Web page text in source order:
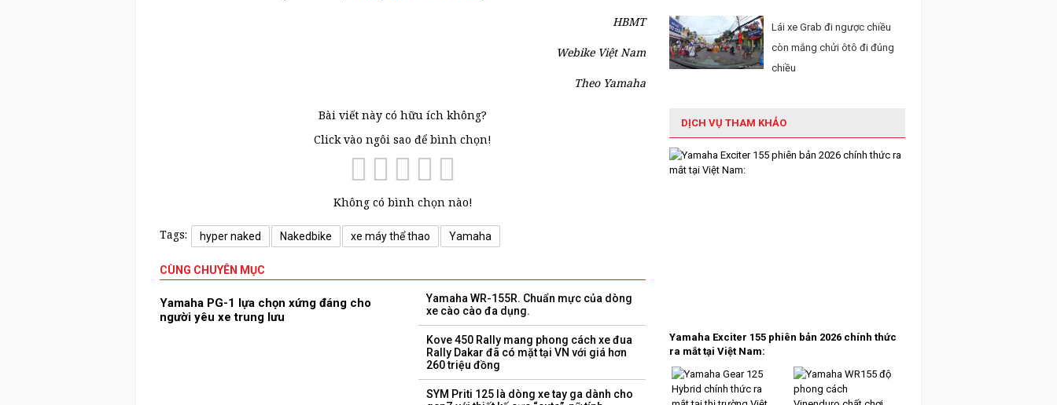
HBMT
Webike Việt Nam
Theo Yamaha
Bài viết này có hữu ích không?
Click vào ngôi sao để bình chọn!
Không có bình chọn nào!
Tags: hyper naked Nakedbike xe máy thể thao Yamaha
CÙNG CHUYÊN MỤC
Yamaha PG-1 lựa chọn xứng đáng cho
người yêu xe trung lưu
Yamaha WR-155R. Chuẩn mực của dòng
xe cào cào đa dụng.
Kove 450 Rally mang phong cách xe đua
Rally Dakar đã có mặt tại VN với giá hơn
260 triệu đồng
SYM Priti 125 là dòng xe tay ga dành cho
Lái xe Grab đi ngược chiều
còn mắng chửi ôtô đi đúng
chiều
DỊCH VỤ THAM KHẢO
Yamaha Exciter 155 phiên bản 2026 chính thức
ra mắt tại Việt Nam: